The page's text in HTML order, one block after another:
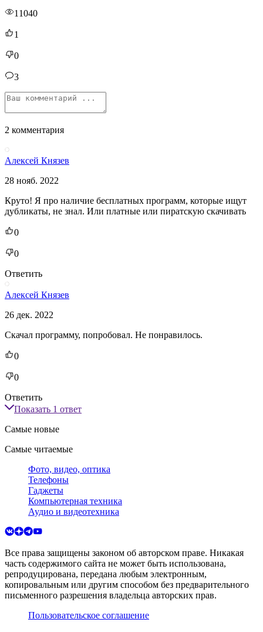
11040
1
0
3
2 комментария
Алексей Князев
28 нояб. 2022
Круто! Я про наличие бесплатных программ, которые ищут
дубликаты, не знал. Или платные или пиратскую скачивать
0
0
Ответить
Алексей Князев
26 дек. 2022
Скачал программу, попробовал. Не понравилось.
0
0
Ответить
Показать 1 ответ
Самые новые
Самые читаемые
Фото, видео, оптика
Телефоны
Гаджеты
Компьютерная техника
Аудио и видеотехника
Все права защищены законом об авторском праве. Никакая
часть содержимого сайта не может быть использована,
репродуцирована, передана любым электронным,
копировальным или другим способом без предварительного
письменного разрешения владельца авторских прав.
Пользовательское соглашение